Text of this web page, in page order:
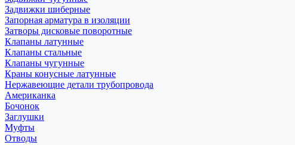
Задвижки шиберные
Запорная арматура в изоляции
Затворы дисковые поворотные
Клапаны латунные
Клапаны стальные
Клапаны чугунные
Краны конусные латунные
Нержавеющие детали трубопровода
Американка
Бочонок
Заглушки
Муфты
Отводы